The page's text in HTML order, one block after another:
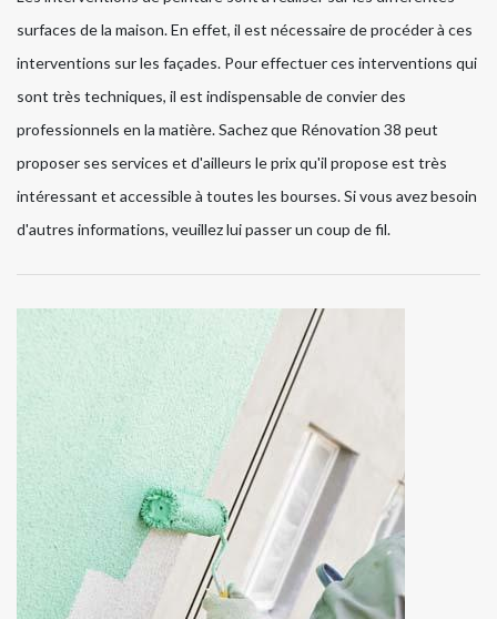
surfaces de la maison. En effet, il est nécessaire de procéder à ces
interventions sur les façades. Pour effectuer ces interventions qui
sont très techniques, il est indispensable de convier des
professionnels en la matière. Sachez que Rénovation 38 peut
proposer ses services et d'ailleurs le prix qu'il propose est très
intéressant et accessible à toutes les bourses. Si vous avez besoin
d'autres informations, veuillez lui passer un coup de fil.